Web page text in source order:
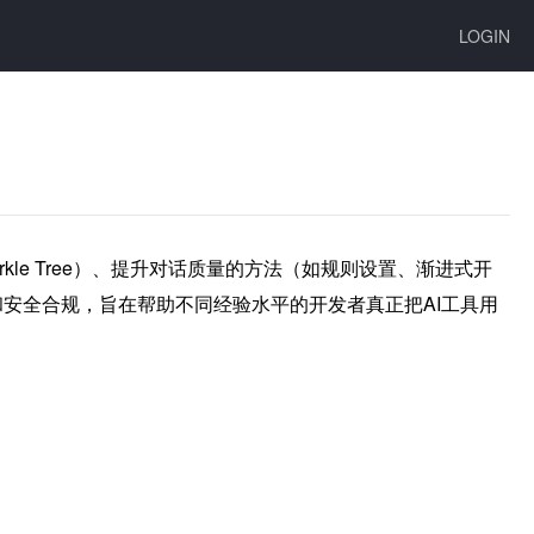
LOGIN
Tree）、提升对话质量的方法（如规则设置、渐进式开
全合规，旨在帮助不同经验水平的开发者真正把AI工具用